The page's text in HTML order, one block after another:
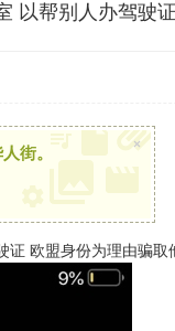
以帮别人办驾驶
街。 ×
欧盟身份为理由骗